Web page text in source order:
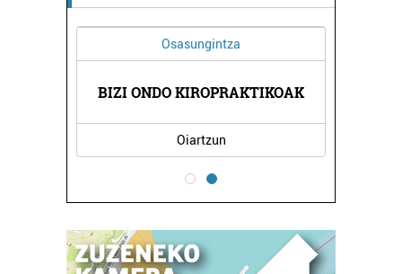
Osasungintza
BIZI ONDO KIROPRAKTIKOAK
Oiartzun